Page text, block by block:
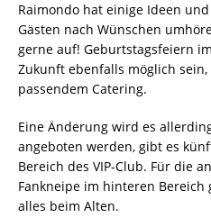
Raimondo hat einige Ideen
Gästen nach Wünschen
gerne auf! Geburtstagsfeiern
Zukunft ebenfalls möglich
passendem Catering.
Eine Änderung wird es
angeboten werden, gibt es
Bereich des VIP-Club. Für die
Fankneipe im hinteren
alles beim Alten.